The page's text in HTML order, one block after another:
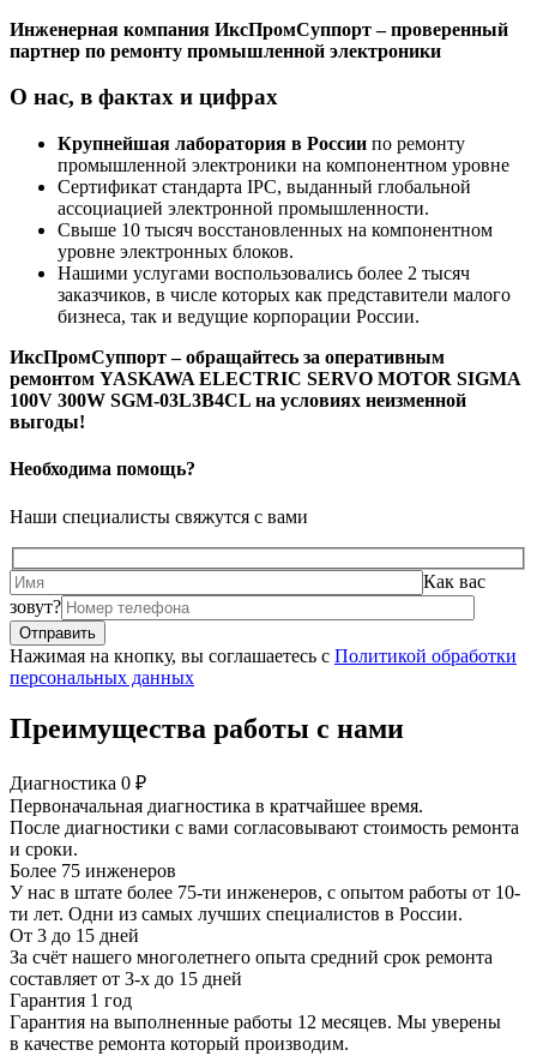
Инженерная компания ИксПромСуппорт – проверенный
партнер по ремонту промышленной электроники
О нас, в фактах и цифрах
Крупнейшая лаборатория в России по ремонту
промышленной электроники на компонентном уровне
Сертификат стандарта IPC, выданный глобальной
ассоциацией электронной промышленности.
Свыше 10 тысяч восстановленных на компонентном
уровне электронных блоков.
Нашими услугами воспользовались более 2 тысяч
заказчиков, в числе которых как представители малого
бизнеса, так и ведущие корпорации России.
ИксПромСуппорт – обращайтесь за оперативным
ремонтом YASKAWA ELECTRIC SERVO MOTOR SIGMA
100V 300W SGM-03L3B4CL на условиях неизменной
выгоды!
Необходима помощь?
Наши специалисты свяжутся с вами
Как вас
зовут?
Нажимая на кнопку, вы соглашаетесь с Политикой обработки
персональных данных
Преимущества работы с нами
Диагностика 0 ₽
Первоначальная диагностика в кратчайшее время.
После диагностики с вами согласовывают стоимость ремонта
и сроки.
Более 75 инженеров
У нас в штате более 75-ти инженеров, с опытом работы от 10-
ти лет. Одни из самых лучших специалистов в России.
От 3 до 15 дней
За счёт нашего многолетнего опыта средний срок ремонта
составляет от 3-х до 15 дней
Гарантия 1 год
Гарантия на выполненные работы 12 месяцев. Мы уверены
в качестве ремонта который производим.